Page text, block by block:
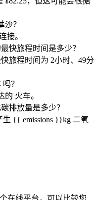
？
接。
快旅程时间是多少？
旅程时间为 2小时、49分
？
火车。
排放量是多少？
{{ emissions }}kg 二氧